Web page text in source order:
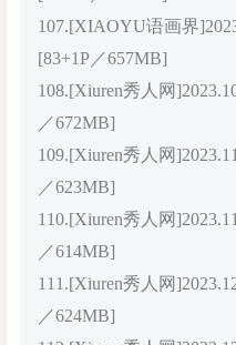
107.[XIAOYU语画界
[83+1P／657MB]
108.[Xiuren秀人网
／672MB]
109.[Xiuren秀人网
／623MB]
110.[Xiuren秀人网
／614MB]
111.[Xiuren秀人网
／624MB]